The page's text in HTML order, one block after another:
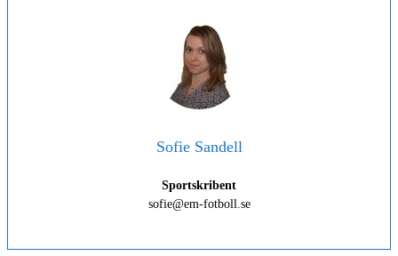
Sofie Sandell
Sportskribent
sofie@em-fotboll.se